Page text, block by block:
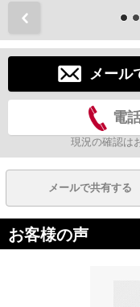
メール
電
現況の確認は
メールで共有する
お客様の声